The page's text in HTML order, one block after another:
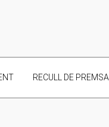
RECULL DE PREMSA